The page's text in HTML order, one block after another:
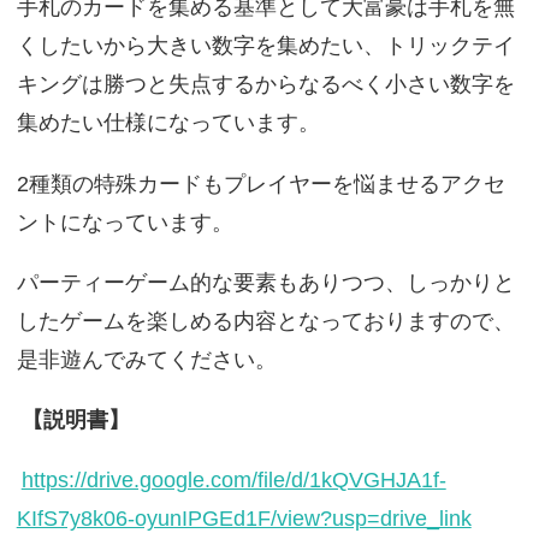
手札のカードを集める基準として大富豪は手札を無
くしたいから大きい数字を集めたい、トリックテイ
キングは勝つと失点するからなるべく小さい数字を
集めたい仕様になっています。
2種類の特殊カードもプレイヤーを悩ませるアクセ
ントになっています。
パーティーゲーム的な要素もありつつ、しっかりと
したゲームを楽しめる内容となっておりますので、
是非遊んでみてください。
【説明書】
https://drive.google.com/file/d/1kQVGHJA1f-
KIfS7y8k06-oyunIPGEd1F/view?usp=drive_link